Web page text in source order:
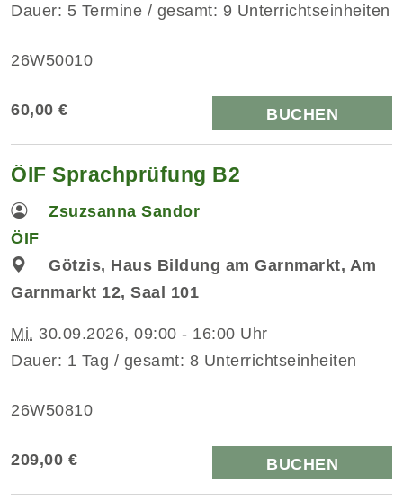
Dauer: 5 Termine / gesamt: 9 Unterrichtseinheiten
26W50010
60,00 € BUCHEN
ÖIF Sprachprüfung B2
Zsuzsanna Sandor
ÖIF
Götzis, Haus Bildung am Garnmarkt, Am
Garnmarkt 12, Saal 101
Mi. 30.09.2026, 09:00 - 16:00 Uhr
Dauer: 1 Tag / gesamt: 8 Unterrichtseinheiten
26W50810
209,00 € BUCHEN